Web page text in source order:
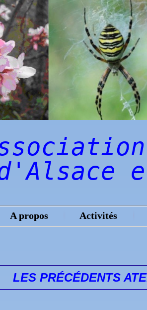
A propos Activités
LES PRÉCÉDENTS